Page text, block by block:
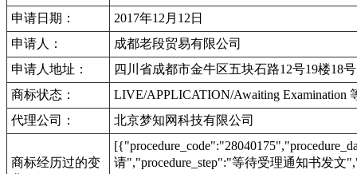
申请日期：
2017年12月12日
申请人：
成都老段贸易有限公司
申请人地址：
四川省成都市金牛区五块石路12号19楼18号
商标状态：
LIVE/APPLICATION/Awaiting Examination
代理公司：
北京梦知网科技有限公司
商标经历过的变
请","procedure_step":"等待受理通知书发文